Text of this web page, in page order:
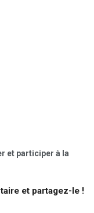
et participer à la
et partagez-le !